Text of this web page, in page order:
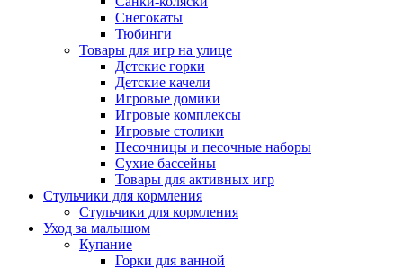
Снегокаты
Тюбинги
Товары для игр на улице
Детские горки
Детские качели
Игровые домики
Игровые комплексы
Игровые столики
Песочницы и песочные наборы
Сухие бассейны
Товары для активных игр
Стульчики для кормления
Стульчики для кормления
Уход за малышом
Купание
Горки для ванной